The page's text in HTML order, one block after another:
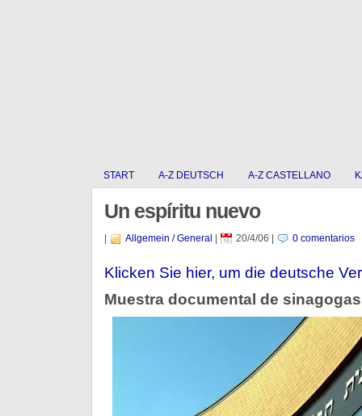
START A-Z DEUTSCH A-Z CASTELLANO
Un espíritu nuevo
Allgemein / General 20/4/06 0 comentarios
Klicken Sie hier, um die deutsche
Muestra documental de sinagogas